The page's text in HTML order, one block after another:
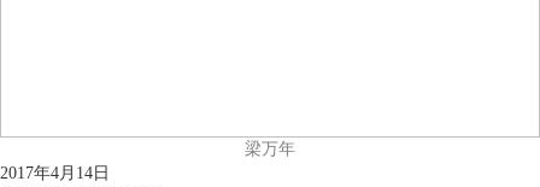
梁万年
2017年4月14日